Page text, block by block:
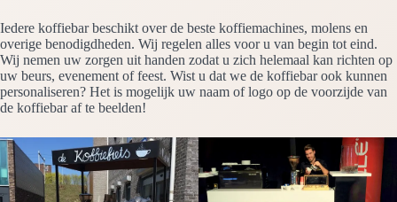
Iedere koffiebar beschikt over de beste koffiemachines, molens en
overige benodigdheden. Wij regelen alles voor u van begin tot eind.
Wij nemen uw zorgen uit handen zodat u zich helemaal kan richten op
uw beurs, evenement of feest. Wist u dat we de koffiebar ook kunnen
personaliseren? Het is mogelijk uw naam of logo op de voorzijde van
de koffiebar af te beelden!